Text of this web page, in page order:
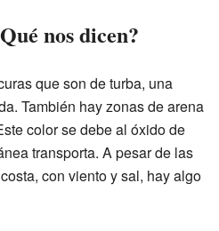
nos dicen?
que son de turba, una
También hay zonas de arena
color se debe al óxido de
transporta. A pesar de las
con viento y sal, hay algo